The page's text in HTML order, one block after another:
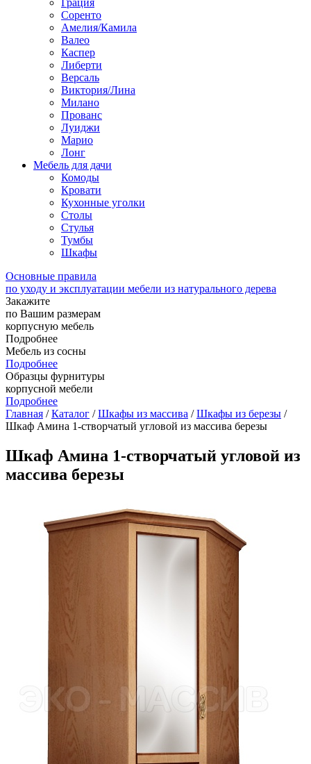
Грация
Соренто
Амелия/Камила
Валео
Каспер
Либерти
Версаль
Виктория/Лина
Милано
Прованс
Луиджи
Марио
Лонг
Мебель для дачи
Комоды
Кровати
Кухонные уголки
Столы
Стулья
Тумбы
Шкафы
Основные правила
по уходу и эксплуатации мебели из натурального дерева
Закажите
по Вашим размерам
корпусную мебель
Подробнее
Мебель из сосны
Подробнее
Образцы фурнитуры
корпусной мебели
Подробнее
Главная /Каталог /Шкафы из массива /Шкафы из березы /
Шкаф Амина 1-створчатый угловой из массива березы
Шкаф Амина 1-створчатый угловой из
массива березы